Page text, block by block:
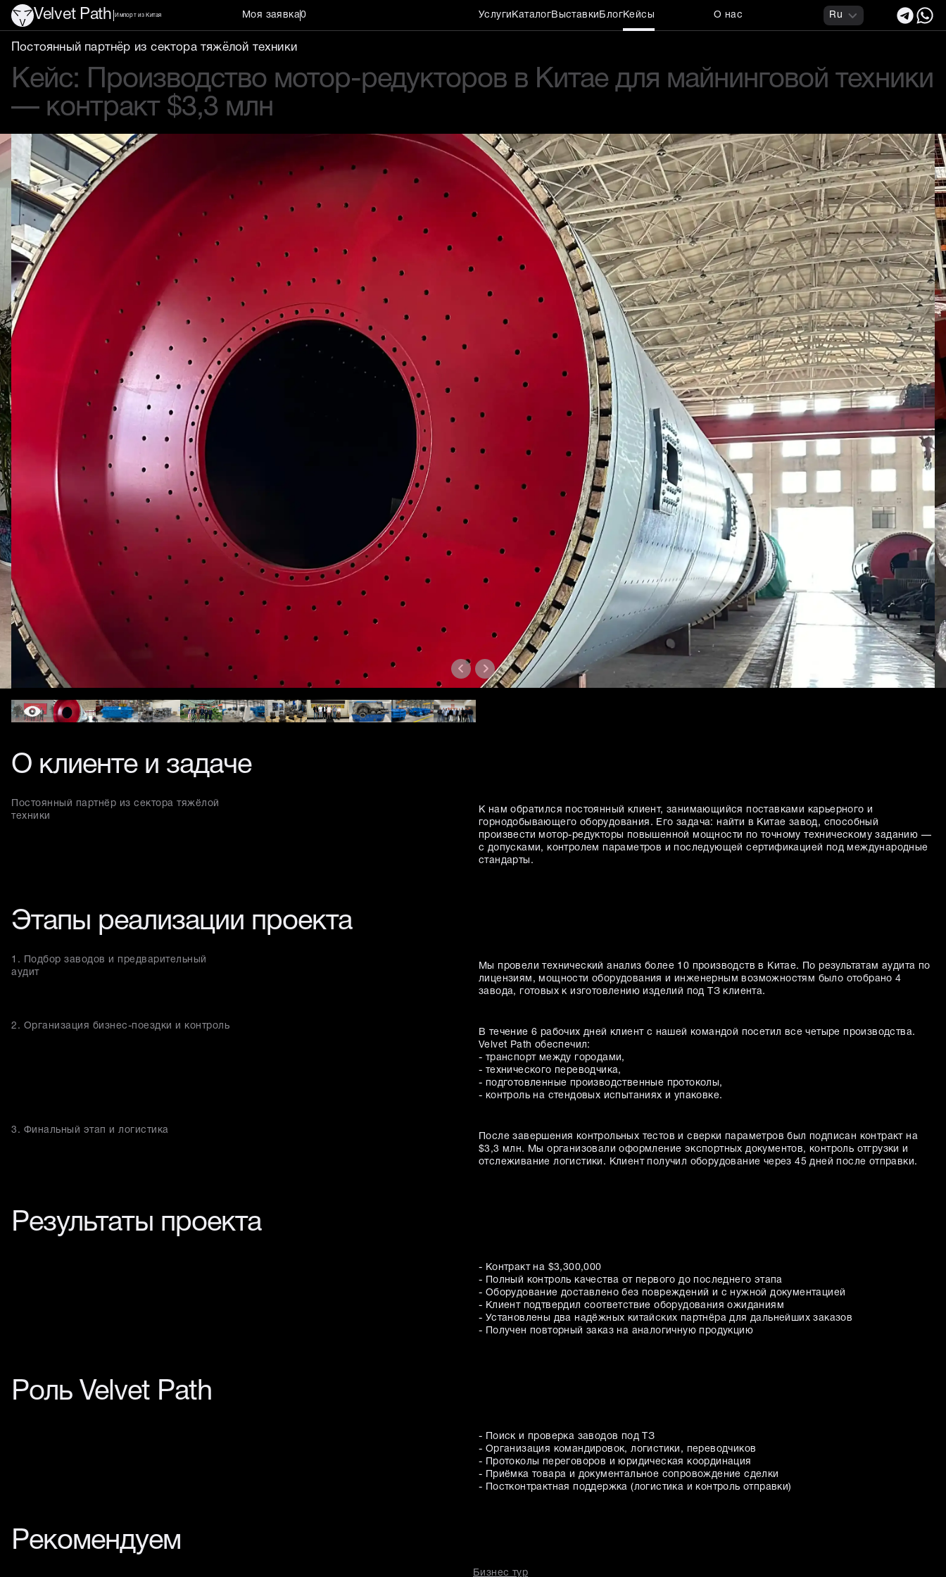
Velvet Path Импорт из Китая Моя заявка0 Услуги КаталогВыставки БлогКейсы О нас Ru
Постоянный партнёр из сектора тяжёлой техники
Кейс: Производство мотор-редукторов в Китае для майнинговой техники
— контракт $3,3 млн
О клиенте и задаче
Постоянный партнёр из сектора тяжёлой
техники
К нам обратился постоянный клиент, занимающийся поставками карьерного и
горнодобывающего оборудования. Его задача: найти в Китае завод, способный
произвести мотор-редукторы повышенной мощности по точному техническому заданию —
с допусками, контролем параметров и последующей сертификацией под международные
стандарты.
Этапы реализации проекта
1. Подбор заводов и предварительный
аудит
Мы провели технический анализ более 10 производств в Китае. По результатам аудита по
лицензиям, мощности оборудования и инженерным возможностям было отобрано 4
завода, готовых к изготовлению изделий под ТЗ клиента.
2. Организация бизнес-поездки и контроль
В течение 6 рабочих дней клиент с нашей командой посетил все четыре производства.
Velvet Path обеспечил:
- транспорт между городами,
- технического переводчика,
- подготовленные производственные протоколы,
- контроль на стендовых испытаниях и упаковке.
3. Финальный этап и логистика
После завершения контрольных тестов и сверки параметров был подписан контракт на
$3,3 млн. Мы организовали оформление экспортных документов, контроль отгрузки и
отслеживание логистики. Клиент получил оборудование через 45 дней после отправки.
Результаты проекта
- Контракт на $3,300,000
- Полный контроль качества от первого до последнего этапа
- Оборудование доставлено без повреждений и с нужной документацией
- Клиент подтвердил соответствие оборудования ожиданиям
- Установлены два надёжных китайских партнёра для дальнейших заказов
- Получен повторный заказ на аналогичную продукцию
Роль Velvet Path
- Поиск и проверка заводов под ТЗ
- Организация командировок, логистики, переводчиков
- Протоколы переговоров и юридическая координация
- Приёмка товара и документальное сопровождение сделки
- Постконтрактная поддержка (логистика и контроль отправки)
Рекомендуем
Бизнес тур